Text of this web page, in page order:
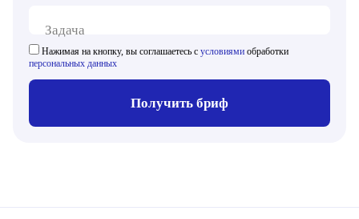
Задача
Нажимая на кнопку, вы соглашаетесь с условиями обработки
персональных данных
Получить бриф